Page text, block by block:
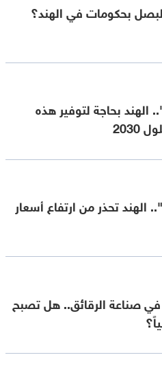
بحكومات في الهند؟
بحاجة لتوفير هذه
تحذر من ارتفاع أسعار
في صناعة الرقائق.. هل تصبح